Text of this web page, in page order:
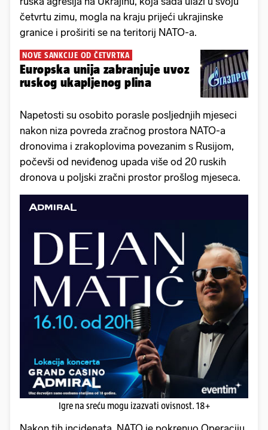
četvrtu zimu, mogla na kraju prijeći ukrajinske
granice i proširiti se na teritorij NATO-a.
NOVE SANKCIJE OD ČETVRTKA
Europska unija zabranjuje uvoz
ruskog ukapljenog plina
Napetosti su osobito porasle posljednjih mjeseci
nakon niza povreda zračnog prostora NATO-a
dronovima i zrakoplovima povezanim s Rusijom,
počevši od neviđenog upada više od 20 ruskih
dronova u poljski zračni prostor prošlog mjeseca.
Igre na sreću mogu izazvati ovisnost. 18+